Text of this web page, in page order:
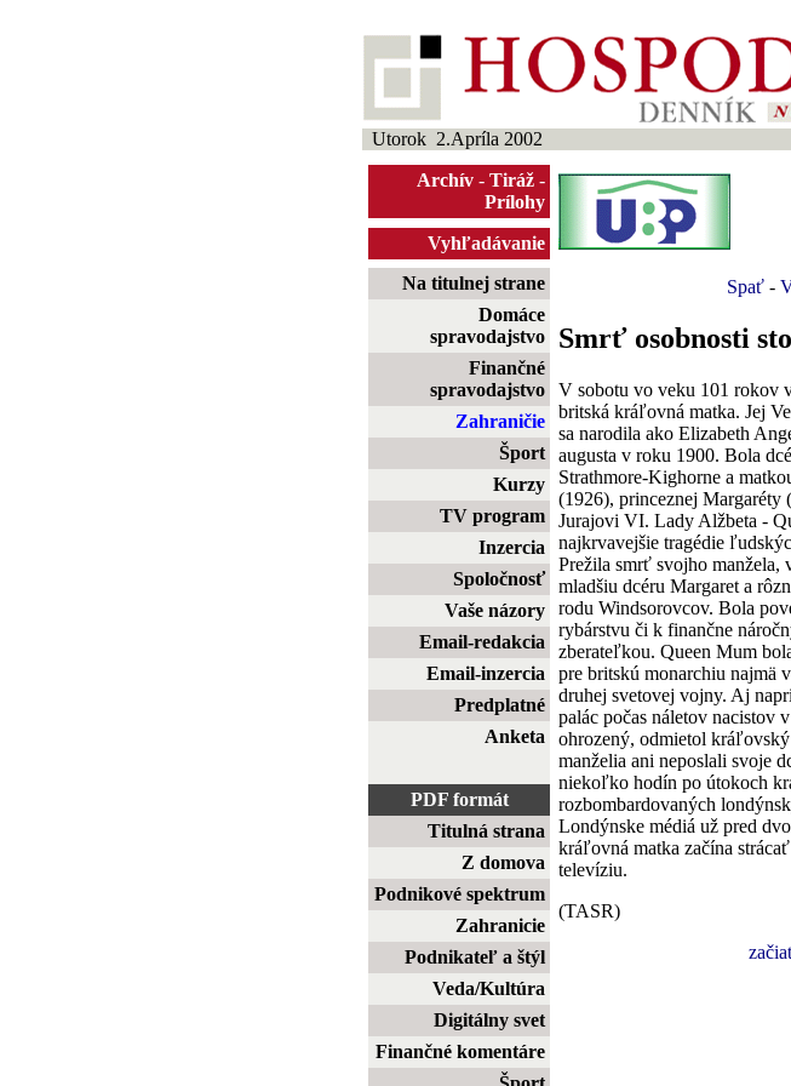
Utorok 2.Apríla 2002
Archív - Tiráž -
Prílohy
Vyhľadávanie
Na titulnej strane
Domáce
spravodajstvo
Finančné
spravodajstvo
Zahraničie
Šport
Kurzy
TV program
Inzercia
Spoločnosť
Vaše názory
Email-redakcia
Email-inzercia
Predplatné
Anketa
PDF formát
Titulná strana
Z domova
Podnikové spektrum
Zahranicie
Podnikateľ a štýl
Veda/Kultúra
Digitálny svet
Finančné komentáre
Spať-
Smrť osobnosti
V sobotu vo veku 101 rokov
britská kráľovná matka. Jej
sa narodila ako Elizabeth
augusta v roku 1900. Bola
Strathmore-Kighorne a
(1926), princeznej
Jurajovi VI. Lady Alžbeta -
najkrvavejšie tragédie
Prežila smrť svojho manžela,
mladšiu dcéru Margaret a
rodu Windsorovcov. Bola
rybárstvu či k finančne
zberateľkou. Queen Mum
pre britskú monarchiu najmä
druhej svetovej vojny. Aj
palác počas náletov nacistov
ohrozený, odmietol
manželia ani neposlali svoje
niekoľko hodín po útokoch
rozbombardovaných
Londýnske médiá už pred
kráľovná matka začína
televíziu.
(TASR)